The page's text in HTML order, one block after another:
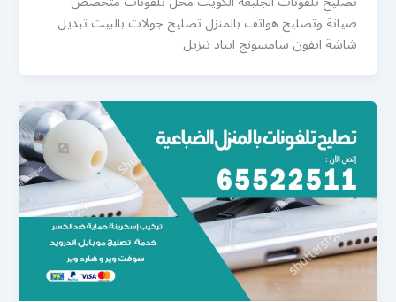
صيانة وتصليح هواتف بالمنزل تصليح جولات بالبيت تبديل
شاشة ايفون سامسونج ايباد تنزيل